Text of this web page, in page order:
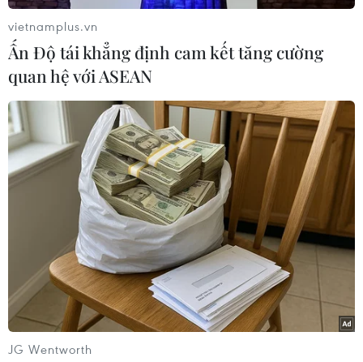
tiêm vaccine "đầy đủ"
15/09/2021 09:45
Hơn 90% học sinh trong độ tuổi từ 12-17 ở Trung Quốc
đã được tiêm vaccine ngừa COVID-19 đầy đủ. Tuy
nhiên, quốc gia này vẫn thận trọng với việc mở cửa các
trường học.
vietnamplus.vn
Ấn Độ tái khẳng định cam kết tăng cường
quan hệ với ASEAN
JG Wentworth